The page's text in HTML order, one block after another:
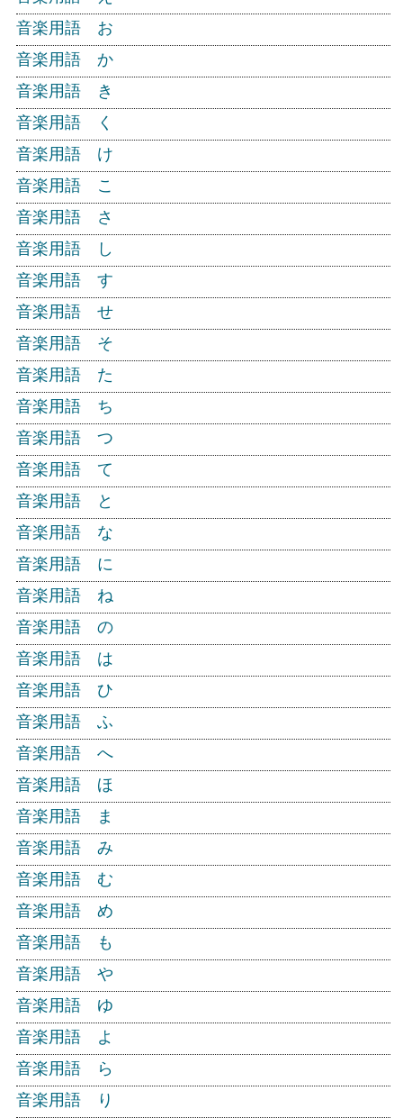
音楽用語 お
音楽用語 か
音楽用語 き
音楽用語 く
音楽用語 け
音楽用語 こ
音楽用語 さ
音楽用語 し
音楽用語 す
音楽用語 せ
音楽用語 そ
音楽用語 た
音楽用語 ち
音楽用語 つ
音楽用語 て
音楽用語 と
音楽用語 な
音楽用語 に
音楽用語 ね
音楽用語 の
音楽用語 は
音楽用語 ひ
音楽用語 ふ
音楽用語 へ
音楽用語 ほ
音楽用語 ま
音楽用語 み
音楽用語 む
音楽用語 め
音楽用語 も
音楽用語 や
音楽用語 ゆ
音楽用語 よ
音楽用語 ら
音楽用語 り